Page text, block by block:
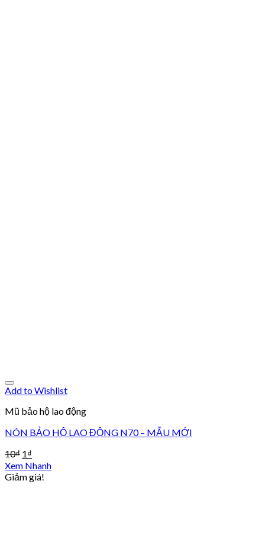
Add to Wishlist
Mũ bảo hộ lao động
NÓN BẢO HỘ LAO ĐỘNG N70 – MẪU MỚI
10₫ 1₫
Xem Nhanh
Giảm giá!